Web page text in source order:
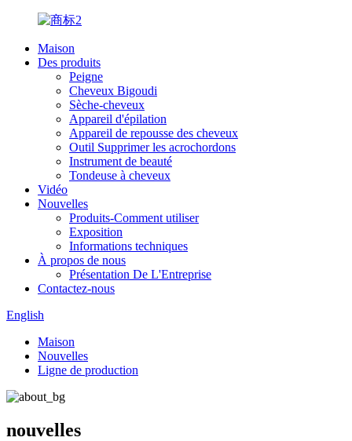
Maison
Des produits
Peigne
Cheveux Bigoudi
Sèche-cheveux
Appareil d'épilation
Appareil de repousse des cheveux
Outil Supprimer les acrochordons
Instrument de beauté
Tondeuse à cheveux
Vidéo
Nouvelles
Produits-Comment utiliser
Exposition
Informations techniques
À propos de nous
Présentation De L'Entreprise
Contactez-nous
English
Maison
Nouvelles
Ligne de production
nouvelles